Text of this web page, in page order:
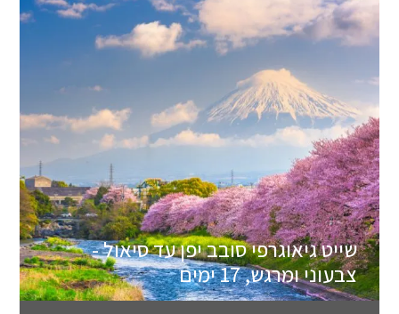
שייט גיאוגרפי סובב יפן עד סיאול -
צבעוני ומרגש, 17 ימים